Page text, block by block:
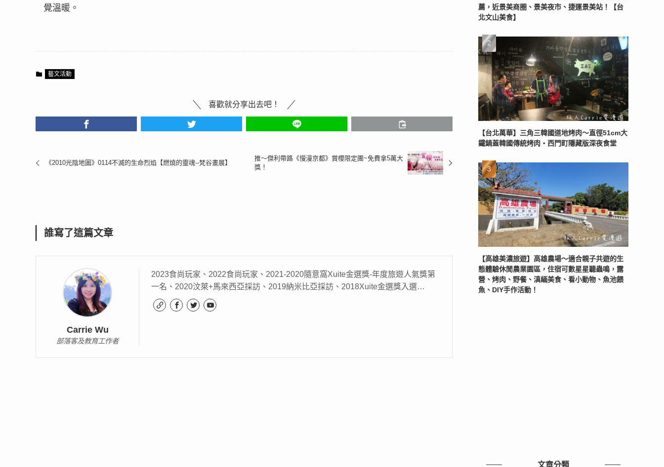
覺溫暖。
藝文活動
喜歡就分享出去吧！
《2010光陰地圖》0114不滅的生命烈焰【燃燒的靈魂--梵谷畫展】
推～傑利帶路《慢漫京都》賞櫻限定團~免費拿5萬大
獎！
誰寫了這篇文章
Carrie Wu
部落客及教育工作者
2023食尚玩家、2022食尚玩家、2021-2020隨意窩Xuite金選獎-年度旅遊人氣獎第
一名、2020汶萊+馬來西亞採訪、2019納米比亞採訪、2018Xuite金選獎入選…
薦，近景美商圈、景美夜市、捷運景美站！【台
北文山美食】
【台北萬華】三角三韓國道地烤肉～直徑51cm大
鐵鍋蓋韓國傳統烤肉‧西門町隱藏版深夜食堂
【高雄美濃旅遊】高雄農場〜適合親子共遊的生
態體驗休閒農業園區，住宿可數星星聽蟲鳴，露
營、烤肉、野餐、滇緬美食、看小動物、魚池餵
魚、DIY手作活動！
文章分類